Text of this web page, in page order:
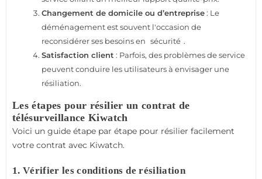
5.5.2. 2. Comparer les offres et les services
5.5.3. 3. Examiner les conditions contractuelles
5.5.4. 4. Considérer les alternatives à la
télésurveillance classique
5.6. Étude de cas : Résiliation réussie d'un contrat de
télésurveillance
contrat Kiwatch
5.8. Pourquoi choisir Alarme-et-Videosurveillance.fr
après une résiliation de Kiwatch ?
5.9. Conseils pour garantir la sécurité après résiliation
Changement de domicile ou d’entreprise: Le
déménagement est souvent l'occasion de
reconsidérer ses besoins en sécurité .
Satisfaction client : Parfois, des problèmes de service
peuvent conduire les utilisateurs à envisager une
résiliation.
Les étapes pour résilier un contrat de
télésurveillance Kiwatch
Voici un guide étape par étape pour résilier facilement
votre contrat avec Kiwatch.
1. Vérifier les conditions de résiliation